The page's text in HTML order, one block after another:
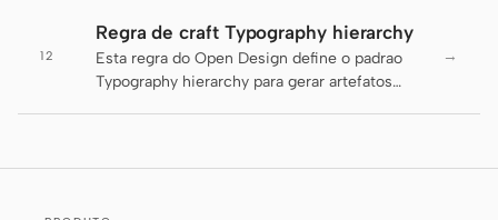
Marketing
FERRAMENTAS
Gerador de protótipos
Gerador de landing page
12
Regra de craft Typography hierarchy
Esta regra do Open Design define o padrao
Typography hierarchy para gerar artefatos
→